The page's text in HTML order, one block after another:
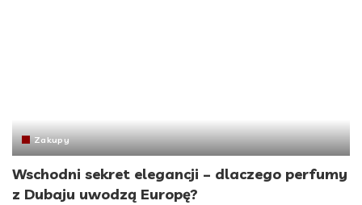
Zakupy
Wschodni sekret elegancji – dlaczego perfumy
z Dubaju uwodzą Europę?